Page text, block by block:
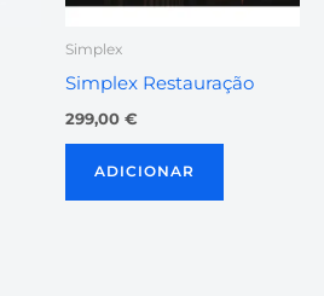
Simplex
Simplex Restauração
299,00 €
ADICIONAR